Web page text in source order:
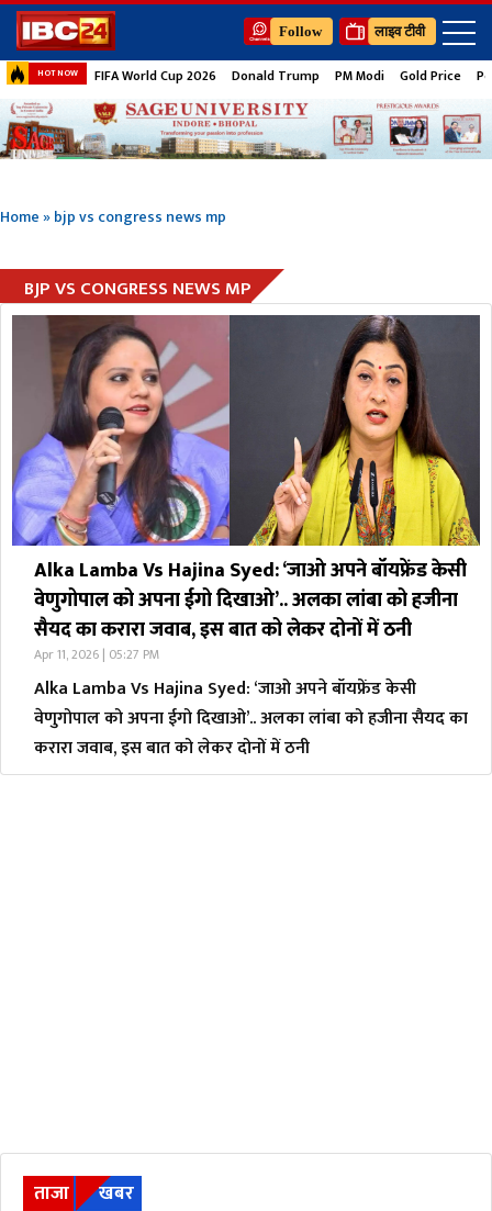
Follow लाइव टीवी
HOT NOW FIFA World Cup 2026 Donald Trump PM Modi Gold Price
Home»bjp vs congress news mp
BJP VS CONGRESS NEWS MP
Alka Lamba Vs Hajina Syed: ‘जाओ अपने बॉयफ्रेंड केसी
वेणुगोपाल को अपना ईगो दिखाओ’.. अलका लांबा को हजीना
सैयद का करारा जवाब, इस बात को लेकर दोनों में ठनी
Apr 11, 2026 | 05:27 PM
Alka Lamba Vs Hajina Syed: ‘जाओ अपने बॉयफ्रेंड केसी
वेणुगोपाल को अपना ईगो दिखाओ’.. अलका लांबा को हजीना सैयद का
करारा जवाब, इस बात को लेकर दोनों में ठनी
ताजा खबर